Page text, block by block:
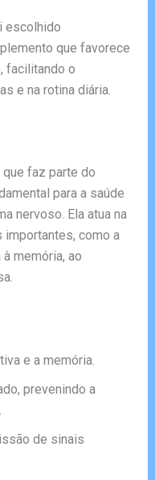
escolhido
que favorece
facilitando o
e na rotina diária.
faz parte do
para a saúde
nervoso. Ela atua na
como a
memória, ao
e a memória.
prevenindo a
de sinais